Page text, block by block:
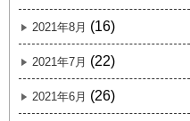
2021年8月 (16)
2021年7月 (22)
2021年6月 (26)